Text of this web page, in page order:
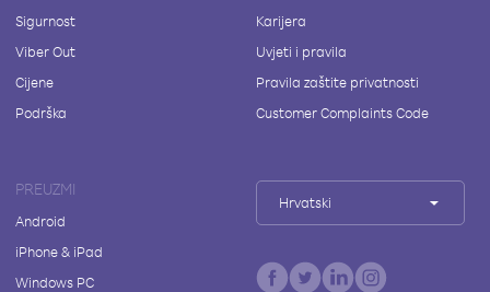
Sigurnost
Viber Out
Cijene
Podrška
Karijera
Uvjeti i pravila
Pravila zaštite privatnosti
Customer Complaints Code
PREUZMI
Android
iPhone & iPad
Windows PC
Hrvatski